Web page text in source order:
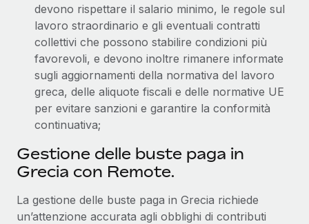
devono rispettare il salario minimo, le regole sul
lavoro straordinario e gli eventuali contratti
collettivi che possono stabilire condizioni più
favorevoli, e devono inoltre rimanere informate
sugli aggiornamenti della normativa del lavoro
greca, delle aliquote fiscali e delle normative UE
per evitare sanzioni e garantire la conformità
continuativa;
Gestione delle buste paga in
Grecia con Remote.
La gestione delle buste paga in Grecia richiede
un’attenzione accurata agli obblighi di contributi